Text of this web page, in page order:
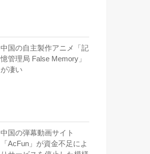
中国の自主製作アニメ「記
憶管理局 False Memory」
が凄い
中国の弾幕動画サイト
「AcFun」が資金不足によ